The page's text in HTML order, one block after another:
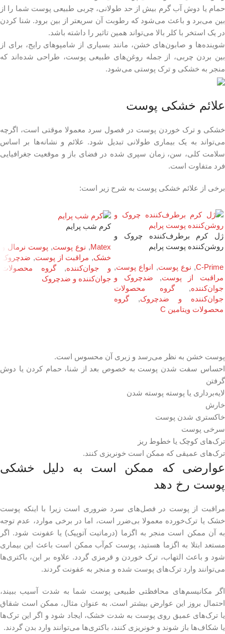
حمام یا دوش آب گرم بیش از حد طولانی، چربی طبیعی پوست شما را از
بین می‌برد و باعث می‌شود که رطوبت آن سریعتر از بین برود. شنا کردن
در یک استخر با کلر بالا می‌تواند همین تاثیر را داشته باشد.
شوینده‌ها و صابون‌های خشن، مانند بسیاری از شامپوهای رایج، برای از
بین بردن چربی، از جمله روغن‌های طبیعی پوست، طراحی شده‌اند که
منجر به خشکی و ترک پوستی می‌شود.
علائم خشکی پوست
خشکی و ترک خوردن پوست در فصول سرد معمولا موقتی است، اگرچه
می‌‌تواند به یک بیماری طولانی تبدیل شود. علائم و نشانه‌ها بر اساس
سلامت کلی، سن، زمان سپری شده در فضای باز و موقعیت جغرافیایی
فرد متفاوت است.
برخی از علائم خشکی پوست به شرح زیر است:
ژل کرم برطرف‌کننده چروک و
روشن‌کننده پوست پرایم
C-Prime
, نوع پوست, انواع پوست,
مراقبت از پوست,
ضدچروک و
جوان‌کننده,
گروه محصولات
جوان‌کننده و ضدچروک,
گروه
محصولات ویتامین C
کرم شب پرایم
Matex
, نوع پوست, پوست نرمال و
خشک, مراقبت از پوست, ضدچروک
و جوان‌کننده,
گروه محصولات
جوان‌کننده و ضدچروک
پوست خشن به نظر می‌رسد و زبری آن محسوس است.
احساس سفت شدن پوست به خصوص بعد از شنا، حمام کردن یا دوش
گرفتن
لایه‌برداری یا پوسته پوسته شدن
خارش
خاکستری شدن پوست
سرخی پوست
ترک‌های کوچک یا خطوط ریز
ترک‌های عمیقی که ممکن است خونریزی کنند.
عوارضی که ممکن است به دلیل خشکی
پوست رخ دهد
مراقبت از پوست در فصل‌های سرد ضروری است زیرا با اینکه پوست
خشک یا ترک‌خورده معمولا بی‌ضرر است، اما در برخی موارد، عدم توجه
به آن ممکن است منجر به اگزما (درماتیت آتوپیک) یا عفونت شود. اگر
مستعد ابتلا به اگزما هستید، پوست کم‌آب ممکن است باعث این بیماری
شود و باعث التهاب، ترک خوردن و قرمزی گردد. علاوه بر این، باکتری‌ها
می‌توانند وارد ترک‌های پوست شده و منجر به عفونت گردند.
اگر مکانیسم‌های محافظتی طبیعی پوست شما به شدت آسیب ببیند،
احتمال بروز این عوارض بیشتر است. به عنوان مثال، ممکن است شقاق
یا ترک‌های عمیق روی پوست به شدت خشک، ایجاد شود و اگر این ترک‌ها
یا شکاف‌ها باز شوند و خونریزی کنند، باکتری‌ها می‌‌توانند وارد بدن گردند.